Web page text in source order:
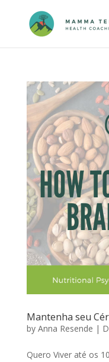
Mantenha seu
by Anna Resende |
Quero Viver até os